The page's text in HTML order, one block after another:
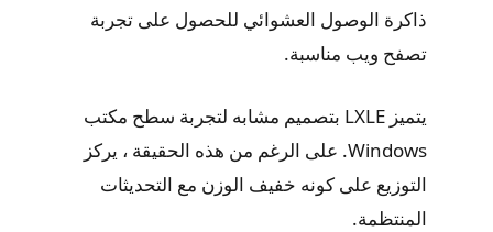
ذاكرة الوصول العشوائي للحصول على تجربة
تصفح ويب مناسبة.
يتميز LXLE بتصميم مشابه لتجربة سطح مكتب
Windows. على الرغم من هذه الحقيقة ، يركز
التوزيع على كونه خفيف الوزن مع التحديثات
المنتظمة.